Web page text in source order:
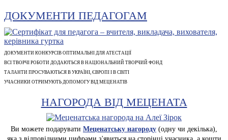
ДОКУМЕНТИ ПЕДАГОГАМ
ДОКУМЕНТИ КОНКУРСІВ ОПТИМАЛЬНІ ДЛЯ АТЕСТАЦІЇ
ВСІ ТВОРЧІ РОБОТИ ДОДАЮТЬСЯ В НАЦІОНАЛЬНИЙ ТВОРЧИЙ ФОНД
ТАЛАНТИ ПРОСУВАЮТЬСЯ В УКРАЇНІ, ЄВРОПІ І В СВІТІ
УЧАСНИКИ ОТРИМУЮТЬ ДОПОМОГУ ВІД МЕЦЕНАТІВ
НАГОРОДА ВІД МЕЦЕНАТА
Ви можете подарувати Меценатську нагороду (одну чи декілька),